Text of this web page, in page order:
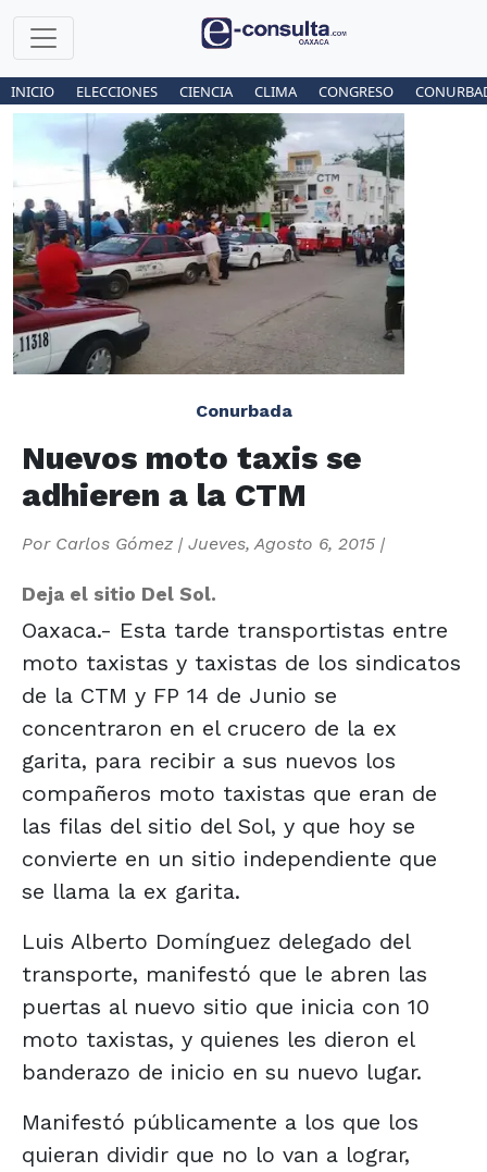
INICIO ELECCIONES CIENCIA CLIMA CONGRESO
Conurbada
Nuevos moto taxis se
adhieren a la CTM
Por Carlos Gómez | Jueves, Agosto 6, 2015 |
Deja el sitio Del Sol.
Oaxaca.- Esta tarde transportistas entre
moto taxistas y taxistas de los sindicatos
de la CTM y FP 14 de Junio se
concentraron en el crucero de la ex
garita, para recibir a sus nuevos los
compañeros moto taxistas que eran de
las filas del sitio del Sol, y que hoy se
convierte en un sitio independiente que
se llama la ex garita.
Luis Alberto Domínguez delegado del
transporte, manifestó que le abren las
puertas al nuevo sitio que inicia con 10
moto taxistas, y quienes les dieron el
banderazo de inicio en su nuevo lugar.
Manifestó públicamente a los que los
quieran dividir que no lo van a lograr,